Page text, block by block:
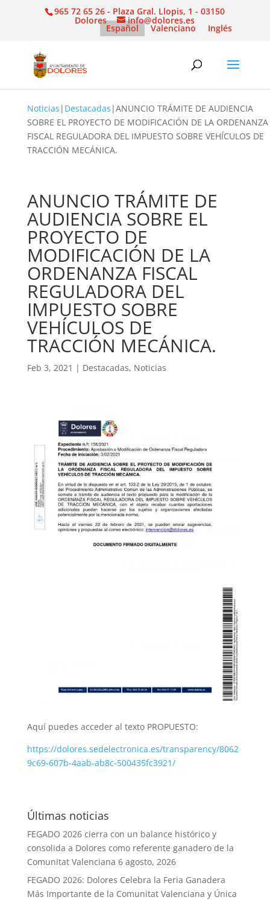
965 72 65 26 - Plaza Gral. Llopis, 1 - 03150
Dolores info@dolores.es
Español Valenciano Inglés
Noticias | Destacadas |ANUNCIO TRÁMITE DE AUDIENCIA
SOBRE EL PROYECTO DE MODIFICACIÓN DE LA ORDENANZA
FISCAL REGULADORA DEL IMPUESTO SOBRE VEHÍCULOS DE
TRACCIÓN MECÁNICA.
ANUNCIO TRÁMITE DE
AUDIENCIA SOBRE EL
PROYECTO DE
MODIFICACIÓN DE LA
ORDENANZA FISCAL
REGULADORA DEL
IMPUESTO SOBRE
VEHÍCULOS DE
TRACCIÓN MECÁNICA.
Feb 3, 2021 | Destacadas, Noticias
Aquí puedes acceder al texto PROPUESTO:
https://dolores.sedelectronica.es/transparency/8062
9c69-607b-4aab-ab8c-500435fc3921/
Últimas noticias
FEGADO 2026 cierra con un balance histórico y
consolida a Dolores como referente ganadero de la
Comunitat Valenciana 6 agosto, 2026
FEGADO 2026: Dolores Celebra la Feria Ganadera
Más Importante de la Comunitat Valenciana y Única